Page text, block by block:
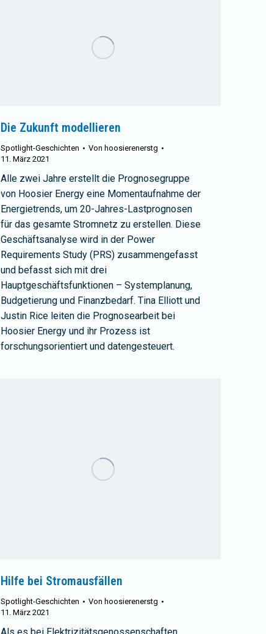
Die Zukunft modellieren
Spotlight-Geschichten Von hoosierenerstg
11. März 2021
Alle zwei Jahre erstellt die Prognosegruppe
von Hoosier Energy eine Momentaufnahme der
Energietrends, um 20-Jahres-Lastprognosen
für das gesamte Stromnetz zu erstellen. Diese
Geschäftsanalyse wird in der Power
Requirements Study (PRS) zusammengefasst
und befasst sich mit drei
Hauptgeschäftsfunktionen – Systemplanung,
Budgetierung und Finanzbedarf. Tina Elliott und
Justin Rice leiten die Prognosearbeit bei
Hoosier Energy und ihr Prozess ist
forschungsorientiert und datengesteuert.
Hilfe bei Stromausfällen
Spotlight-Geschichten Von hoosierenerstg
11. März 2021